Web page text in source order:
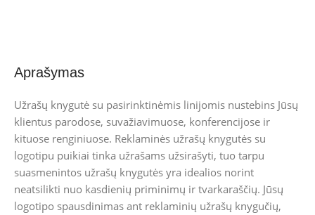
Aprašymas
Užrašų knygutė su pasirinktinėmis linijomis nustebins Jūsų
klientus parodose, suvažiavimuose, konferencijose ir
kituose renginiuose. Reklaminės užrašų knygutės su
logotipu puikiai tinka užrašams užsirašyti, tuo tarpu
suasmenintos užrašų knygutės yra idealios norint
neatsilikti nuo kasdienių priminimų ir tvarkaraščių. Jūsų
logotipo spausdinimas ant reklaminių užrašų knygučių,